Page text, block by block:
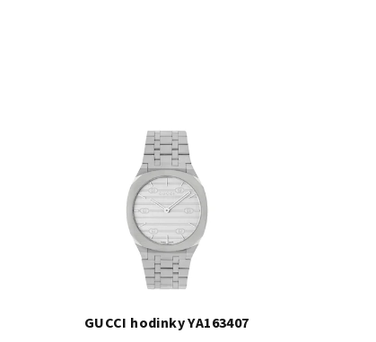
GUCCI hodinky YA163407